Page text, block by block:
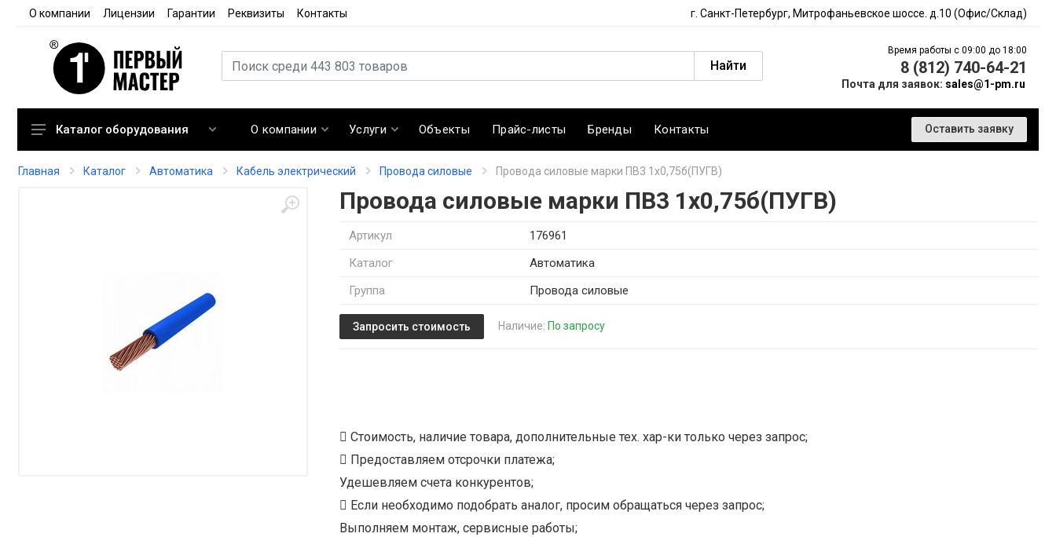
О компании Лицензии Гарантии Реквизиты Контакты г. Санкт-Петербург, Митрофаньевское шоссе. д.10 (Офис/Склад)
Найти
Время работы с 09:00 до 18:00
8 (812) 740-64-21
Почта для заявок: sales@1-pm.ru
Кондиционирование
Каталог оборудования О компании Услуги Объекты Прайс-листы Бренды Контакты Оставить заявку
Главная Каталог Автоматика Кабель электрический Провода силовые Провода силовые марки ПВ3 1х0,75б(ПУГВ)
Провода силовые марки ПВ3 1х0,75б(ПУГВ)
Артикул
176961
Каталог
Автоматика
Группа
Провода силовые
Запросить стоимость Наличие: По запросу
Стоимость, наличие товара, дополнительные тех. хар-ки только через запрос;
Предоставляем отсрочки платежа;
Удешевляем счета конкурентов;
Если необходимо подобрать аналог, просим обращаться через запрос;
Выполняем монтаж, сервисные работы;